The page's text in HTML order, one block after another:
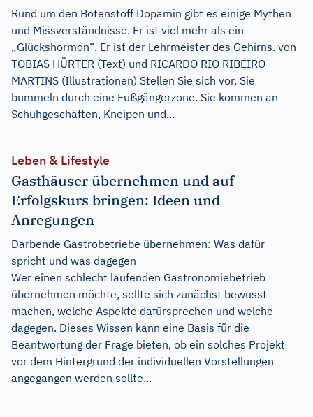
Rund um den Botenstoff Dopamin gibt es einige Mythen
und Missverständnisse. Er ist viel mehr als ein
„Glückshormon“. Er ist der Lehrmeister des Gehirns. von
TOBIAS HÜRTER (Text) und RICARDO RIO RIBEIRO
MARTINS (Illustrationen) Stellen Sie sich vor, Sie
bummeln durch eine Fußgängerzone. Sie kommen an
Schuhgeschäften, Kneipen und...
Leben & Lifestyle
Gasthäuser übernehmen und auf
Erfolgskurs bringen: Ideen und
Anregungen
Darbende Gastrobetriebe übernehmen: Was dafür
spricht und was dagegen
Wer einen schlecht laufenden Gastronomiebetrieb
übernehmen möchte, sollte sich zunächst bewusst
machen, welche Aspekte dafürsprechen und welche
dagegen. Dieses Wissen kann eine Basis für die
Beantwortung der Frage bieten, ob ein solches Projekt
vor dem Hintergrund der individuellen Vorstellungen
angegangen werden sollte...